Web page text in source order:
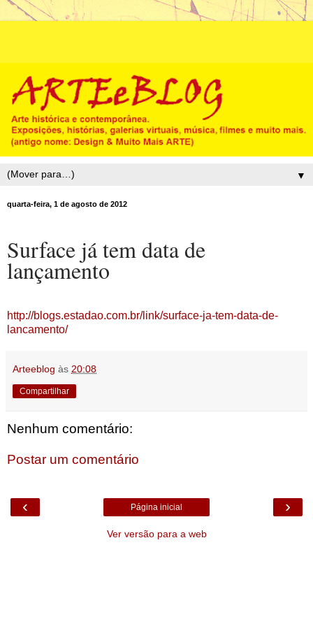
▼
quarta-feira, 1 de agosto de 2012
Surface já tem data de
lançamento
http://blogs.estadao.com.br/link/surface-ja-tem-data-de-
lancamento/
Arteeblog às 20:08
Compartilhar
Nenhum comentário:
Postar um comentário
‹ ›
Página inicial
Ver versão para a web